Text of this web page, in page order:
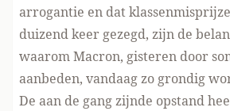
arrogantie en dat
duizend keer gezegd, zijn de
waarom Macron, gisteren door
aanbeden, vandaag zo grondig
De aan de gang zijnde opstand